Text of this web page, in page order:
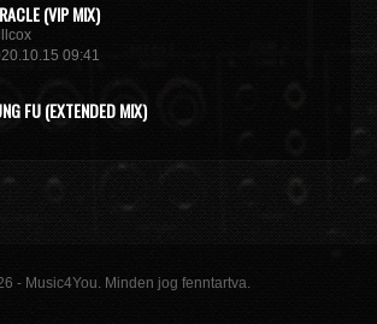
(VIP MIX)
09:41
FU (EXTENDED MIX)
- Music4You. Minden jog fenntartva.